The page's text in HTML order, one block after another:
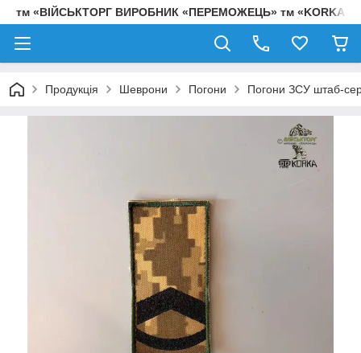
тм «ВІЙСЬКТОРГ ВИРОБНИК «ПЕРЕМОЖЕЦЬ» тм «KORKA»
Продукція Шеврони Погони Погони ЗСУ штаб-